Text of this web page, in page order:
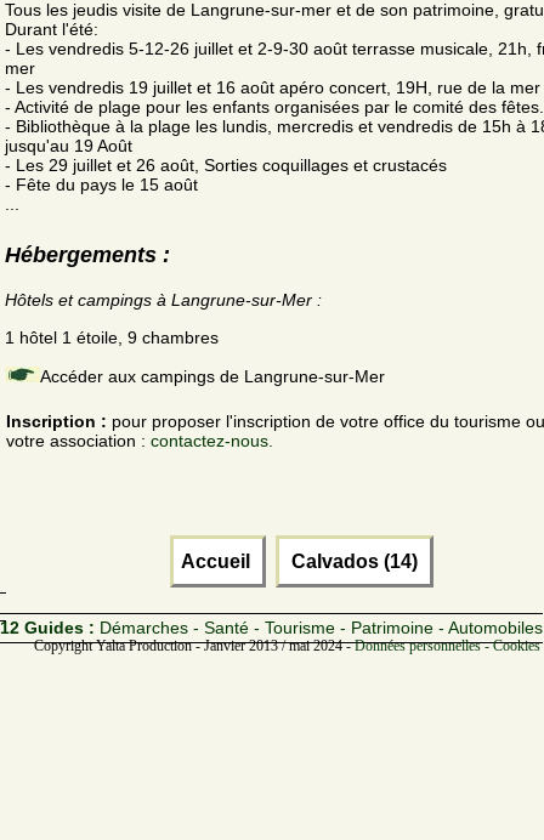
Tous les jeudis visite de Langrune-sur-mer et de son patrimoine,
Durant l'été:
- Les vendredis 5-12-26 juillet et 2-9-30 août terrasse musicale, 21h,
mer
- Les vendredis 19 juillet et 16 août apéro concert, 19H, rue de la mer
- Activité de plage pour les enfants organisées par le comité des fêtes.
- Bibliothèque à la plage les lundis, mercredis et vendredis de 15h à
jusqu'au 19 Août
- Les 29 juillet et 26 août, Sorties coquillages et crustacés
- Fête du pays le 15 août
Hébergements :
Hôtels et campings à Langrune-sur-Mer :
1 hôtel 1 étoile, 9 chambres
Accéder aux campings de Langrune-sur-Mer
Inscription : pour proposer l'inscription de votre office du tourisme
votre association : contactez-nous.
Accueil Calvados (14)
12 Guides : Démarches - Santé - Tourisme - Patrimoine - Automobiles
Copyright Yalta Production - Janvier 2013 / mai 2024 -Données personnelles -